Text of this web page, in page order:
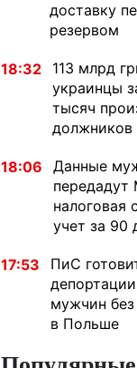
доставку
резервом
18:32
113 млрд
украинцы
тысяч
должников
18:06
Данные
налоговая
учет за 90
17:53
ПиС
мужчин без
в Польше